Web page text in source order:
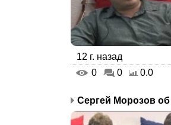
12 г. назад
0
0 0.0